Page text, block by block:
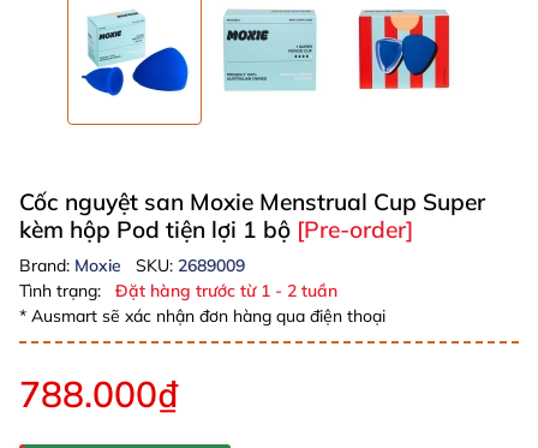
Cốc nguyệt san Moxie Menstrual Cup Super
kèm hộp Pod tiện lợi 1 bộ [Pre-order]
Brand: Moxie SKU: 2689009
Tình trạng:
Đặt hàng trước từ 1 - 2 tuần
* Ausmart sẽ xác nhận đơn hàng qua điện thoại
788.000₫